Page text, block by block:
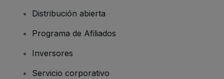
Distribución abierta
Programa de Afiliados
Inversores
Servicio corporativo